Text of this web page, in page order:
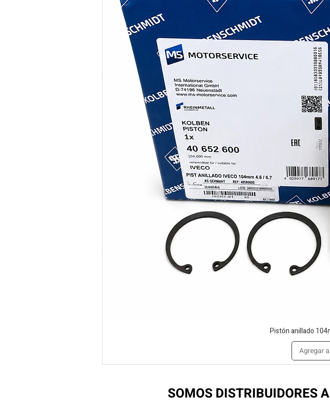
Pistón anillado
Agregar
SOMOS DISTRIBUIDORES